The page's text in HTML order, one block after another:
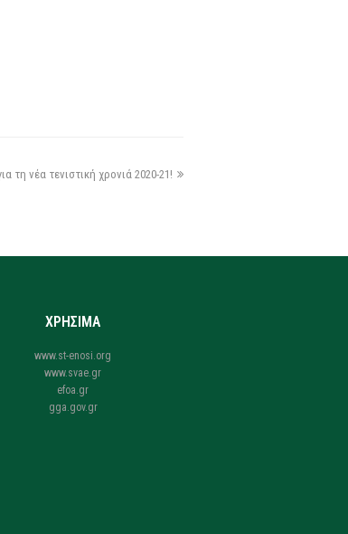
τη νέα τενιστική χρονιά 2020-21!
ΧΡΗΣΙΜΑ
www.st-enosi.org
www.svae.gr
efoa.gr
gga.gov.gr